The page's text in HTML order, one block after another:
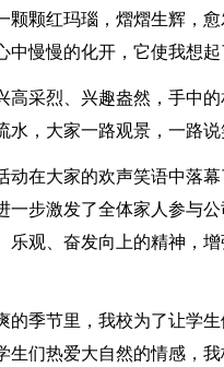
颗颗红玛瑙，熠熠生辉，
中慢慢的化开，它使我想起
高采烈、兴趣盎然，手中
水，大家一路观景，一路说
动在大家的欢声笑语中落
一步激发了全体家人参与
观、奋发向上的精神，
的季节里，我校为了让学
们热爱大自然的情感，我